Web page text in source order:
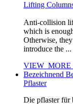
Lifting
Anti-collision
which is
Otherwise,
introduce the ...
VIEW_MORE
Bezeichnend
Pflaster
Die pflaster für